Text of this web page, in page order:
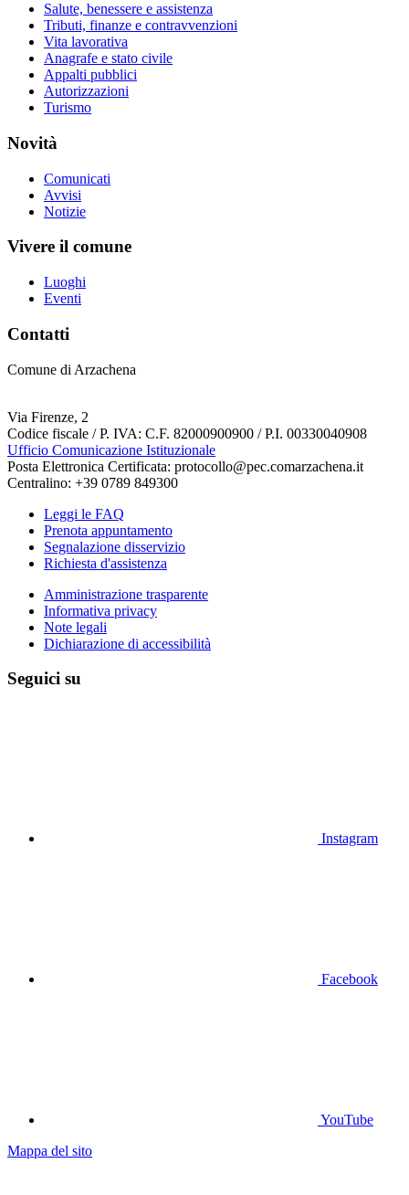
Salute, benessere e assistenza
Tributi, finanze e contravvenzioni
Vita lavorativa
Anagrafe e stato civile
Appalti pubblici
Autorizzazioni
Turismo
Novità
Comunicati
Avvisi
Notizie
Vivere il comune
Luoghi
Eventi
Contatti
Comune di Arzachena
Via Firenze, 2
Codice fiscale / P. IVA: C.F. 82000900900 / P.I. 00330040908
Ufficio Comunicazione Istituzionale
Posta Elettronica Certificata: protocollo@pec.comarzachena.it
Centralino: +39 0789 849300
Leggi le FAQ
Prenota appuntamento
Segnalazione disservizio
Richiesta d'assistenza
Amministrazione trasparente
Informativa privacy
Note legali
Dichiarazione di accessibilità
Seguici su
Instagram
Facebook
YouTube
Mappa del sito